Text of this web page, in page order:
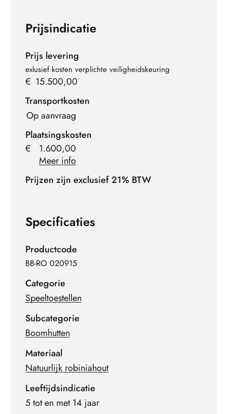
Prijsindicatie
Prijs levering
exlusief kosten verplichte veiligheidskeuring
€ 15.500,00
Transportkosten
Op aanvraag
Plaatsingskosten
€
1.600,00
Meer info
Prijzen zijn exclusief 21% BTW
Specificaties
Productcode
BB-RO 020915
Categorie
Speeltoestellen
Subcategorie
Boomhutten
Materiaal
Natuurlijk robiniahout
Leeftijdsindicatie
5 tot en met 14 jaar